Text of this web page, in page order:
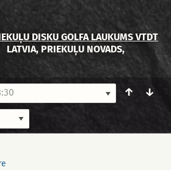
DISKU GOLFA LAUKUMS VTDT
LATVIA, PRIEKUĻU NOVADS,
↑ ↓